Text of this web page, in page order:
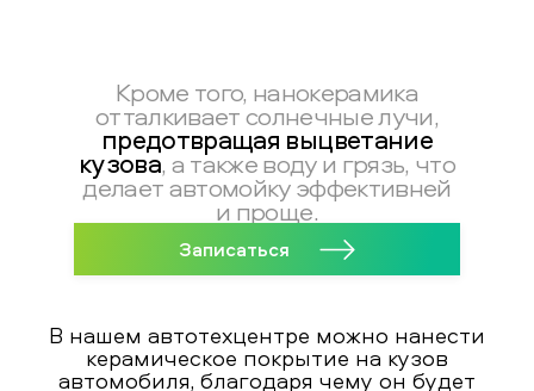
Кроме того, нанокерамика
отталкивает солнечные лучи,
предотвращая выцветание
кузова, а также воду и грязь, что
делает автомойку эффективней
и проще.
Записаться
В нашем автотехцентре можно нанести
керамическое покрытие на кузов
автомобиля, благодаря чему он будет